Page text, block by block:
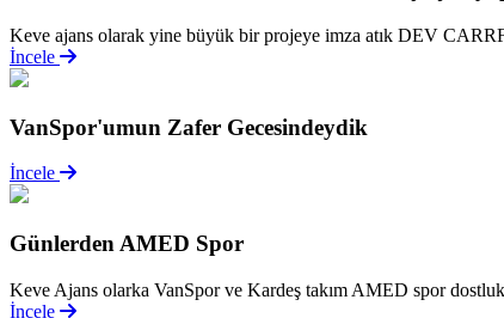
Keve ajans olarak yine büyük bir projeye imza atık DEV
İncele
VanSpor'umun Zafer Gecesindeydik
İncele
Günlerden AMED Spor
Keve Ajans olarka VanSpor ve Kardeş takım AMED spor dostluk
İncele